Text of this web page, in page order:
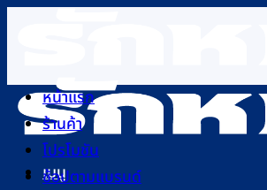
เนื้อหา
เมนู
หน้าแรก
ร้านค้า
โปรโมชัน
ช้อปตามแบรนด์